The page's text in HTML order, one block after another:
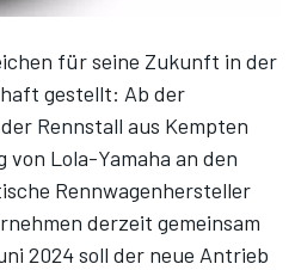
für seine Zukunft in der
gestellt: Ab der
Rennstall aus Kempten
Lola-Yamaha an den
Rennwagenhersteller
derzeit gemeinsam
2024 soll der neue Antrieb